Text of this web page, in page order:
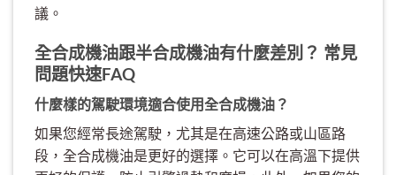
議。
全合成機油跟半合成機油有什麼差別？ 常見
問題快速FAQ
什麼樣的駕駛環境適合使用全合成機油？
如果您經常長途駕駛，尤其是在高速公路或山區路
段，全合成機油是更好的選擇。它可以在高溫下提供